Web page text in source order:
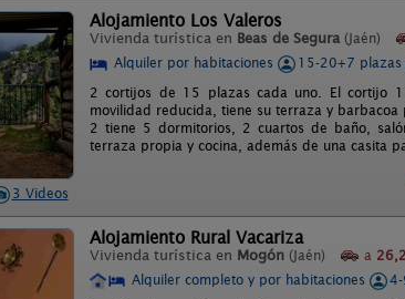
3 Videos
Alojamiento Los Valeros
Vivienda turística en Beas de Segura (Jaén)
Alquiler por habitaciones
15-20+7 plazas
2 cortijos de 15 plazas cada uno. El cortijo
movilidad reducida, tiene su terraza y
2 tiene 5 dormitorios, 2 cuartos de baño,
terraza propia y cocina, además de una casita
Alojamiento Rural Vacariza
Vivienda turística en Mogón (Jaén) a
Alquiler completo y por habitaciones